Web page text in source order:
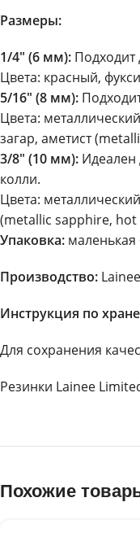
Размеры:
1/4″ (6 мм): Подходит
Цвета: красный,
5/16″ (8 мм):
Цвета:
загар, аметист
3/8″ (10 мм): Идеален
колли.
Цвета:
(metallic sapphire,
Упаковка: маленькая
Производство:
Инструкция по
Для сохранения
Резинки Lainee
Похожие